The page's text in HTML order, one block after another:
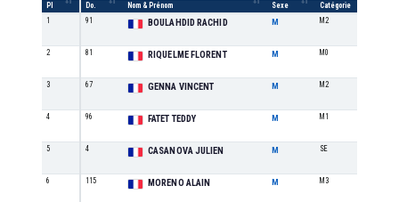
Pl Do. Nom & Prénom Sexe Catégorie
1
91 BOULAHDID RACHID M M2
2 81 RIQUELME FLORENT M M0
3 67 GENNA VINCENT M M2
4 96 FATET TEDDY M M1
5 4 CASANOVA JULIEN M SE
6 115 MORENO ALAIN M M3